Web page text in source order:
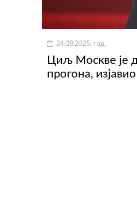
24.08.2025. год.
Циљ Москве је
прогона,